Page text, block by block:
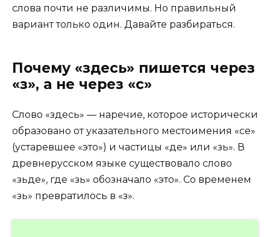
слова почти не различимы. Но правильный
вариант только один. Давайте разбираться.
Почему «здесь» пишется через
«з», а не через «с»
Слово «здесь» — наречие, которое исторически
образовано от указательного местоимения «се»
(устаревшее «это») и частицы «де» или «зь». В
древнерусском языке существовало слово
«зьде», где «зь» обозначало «это». Со временем
«зь» превратилось в «з».